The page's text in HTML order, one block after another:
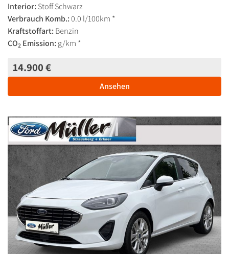
Interior: Stoff Schwarz
Verbrauch Komb.:0.0 l/100km *
Kraftstoffart: Benzin
CO2 Emission: g/km *
14.900 €
Ansehen